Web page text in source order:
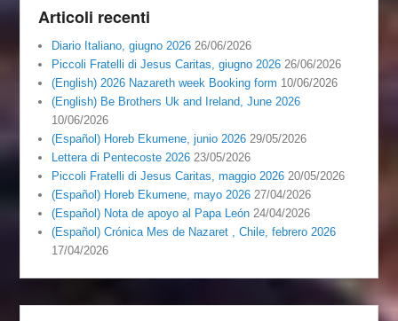
Articoli recenti
Diario Italiano, giugno 2026 26/06/2026
Piccoli Fratelli di Jesus Caritas, giugno 2026 26/06/2026
(English) 2026 Nazareth week Booking form 10/06/2026
(English) Be Brothers Uk and Ireland, June 2026
10/06/2026
(Español) Horeb Ekumene, junio 2026 29/05/2026
Lettera di Pentecoste 2026 23/05/2026
Piccoli Fratelli di Jesus Caritas, maggio 2026 20/05/2026
(Español) Horeb Ekumene, mayo 2026 27/04/2026
(Español) Nota de apoyo al Papa León 24/04/2026
(Español) Crónica Mes de Nazaret , Chile, febrero 2026
17/04/2026